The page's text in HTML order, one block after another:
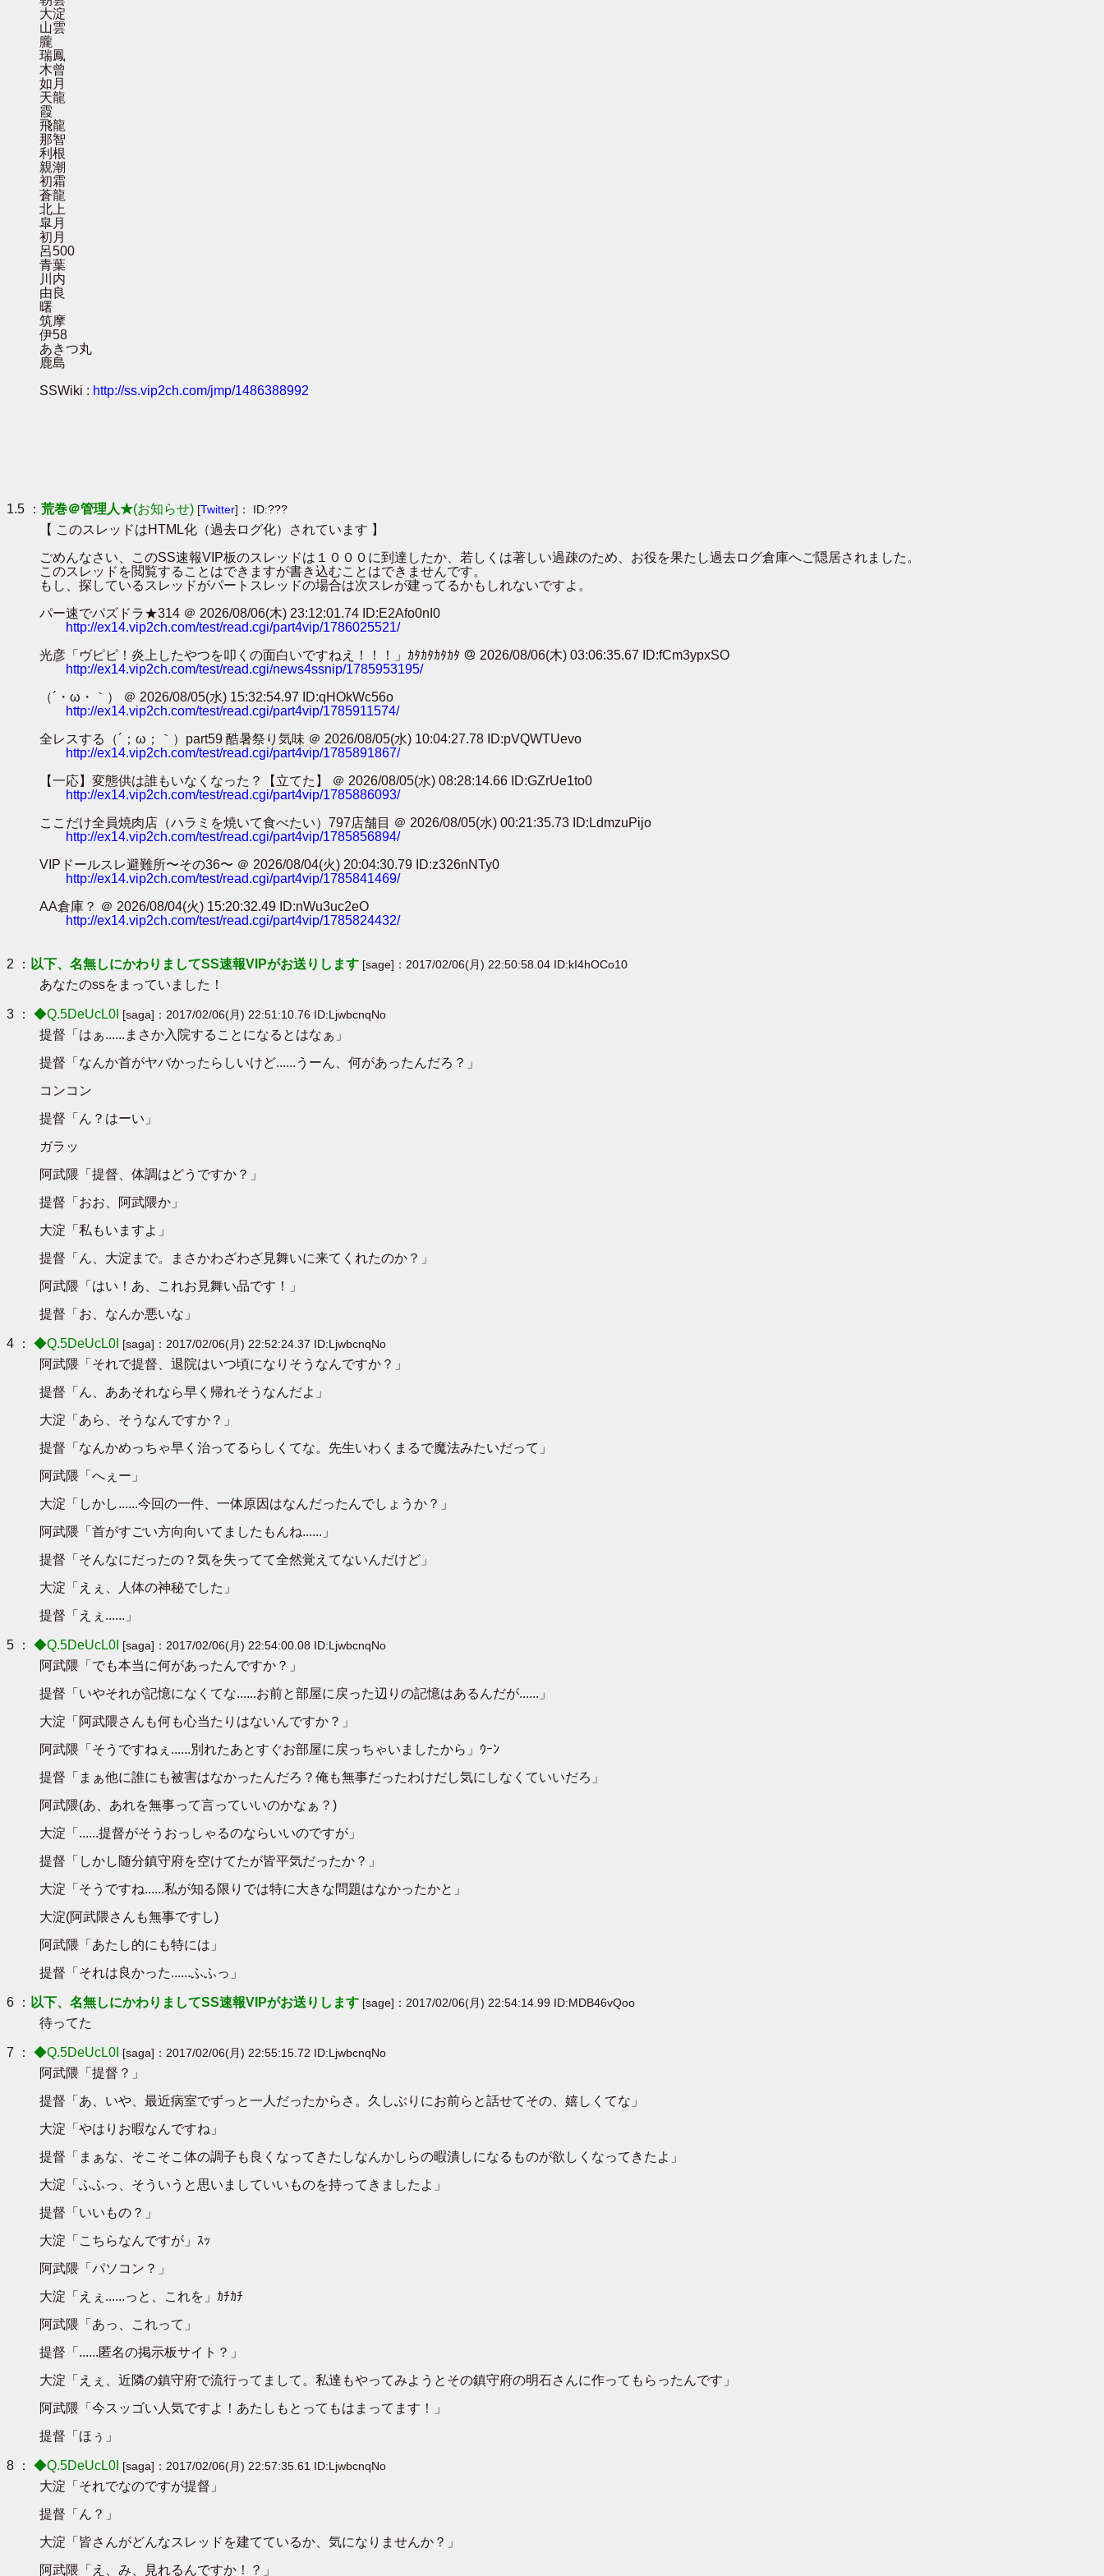
大淀
山雲
朧
瑞鳳
木曾
如月
天龍
霞
飛龍
那智
利根
親潮
初霜
蒼龍
北上
皐月
初月
呂500
青葉
川内
由良
曙
筑摩
伊58
あきつ丸
鹿島
SSWiki : http://ss.vip2ch.com/jmp/1486388992
1.5 ： 荒巻＠管理人★(お知らせ) [Twitter]： ID:???
【 このスレッドはHTML化（過去ログ化）されています 】
ごめんなさい、このSS速報VIP板のスレッドは１０００に到達したか、若しくは著しい過疎のため、お役を果たし過去ログ倉庫へご隠居されました。
このスレッドを閲覧することはできますが書き込むことはできませんです。
もし、探しているスレッドがパートスレッドの場合は次スレが建ってるかもしれないですよ。
パー速でパズドラ★314 ＠ 2026/08/06(木) 23:12:01.74 ID:E2Afo0nI0
http://ex14.vip2ch.com/test/read.cgi/part4vip/1786025521/
光彦「ヴピピ！炎上したやつを叩くの面白いですねえ！！！」ｶﾀｶﾀｶﾀｶﾀ ＠ 2026/08/06(木) 03:06:35.67 ID:fCm3ypxSO
http://ex14.vip2ch.com/test/read.cgi/news4ssnip/1785953195/
（´・ω・｀） ＠ 2026/08/05(水) 15:32:54.97 ID:qHOkWc56o
http://ex14.vip2ch.com/test/read.cgi/part4vip/1785911574/
全レスする（´；ω；｀）part59 酷暑祭り気味 ＠ 2026/08/05(水) 10:04:27.78 ID:pVQWTUevo
http://ex14.vip2ch.com/test/read.cgi/part4vip/1785891867/
【一応】変態供は誰もいなくなった？【立てた】 ＠ 2026/08/05(水) 08:28:14.66 ID:GZrUe1to0
http://ex14.vip2ch.com/test/read.cgi/part4vip/1785886093/
ここだけ全員焼肉店（ハラミを焼いて食べたい）797店舗目 ＠ 2026/08/05(水) 00:21:35.73 ID:LdmzuPijo
http://ex14.vip2ch.com/test/read.cgi/part4vip/1785856894/
VIPドールスレ避難所〜その36〜 ＠ 2026/08/04(火) 20:04:30.79 ID:z326nNTy0
http://ex14.vip2ch.com/test/read.cgi/part4vip/1785841469/
AA倉庫？ ＠ 2026/08/04(火) 15:20:32.49 ID:nWu3uc2eO
http://ex14.vip2ch.com/test/read.cgi/part4vip/1785824432/
2 ： 以下、名無しにかわりましてSS速報VIPがお送りします [sage]：2017/02/06(月) 22:50:58.04 ID:kI4hOCo10
あなたのssをまっていました！
3 ： ◆Q.5DeUcL0I [saga]：2017/02/06(月) 22:51:10.76 ID:LjwbcnqNo
提督「はぁ......まさか入院することになるとはなぁ」
提督「なんか首がヤバかったらしいけど......うーん、何があったんだろ？」
コンコン
提督「ん？はーい」
ガラッ
阿武隈「提督、体調はどうですか？」
提督「おお、阿武隈か」
大淀「私もいますよ」
提督「ん、大淀まで。まさかわざわざ見舞いに来てくれたのか？」
阿武隈「はい！あ、これお見舞い品です！」
提督「お、なんか悪いな」
4 ： ◆Q.5DeUcL0I [saga]：2017/02/06(月) 22:52:24.37 ID:LjwbcnqNo
阿武隈「それで提督、退院はいつ頃になりそうなんですか？」
提督「ん、ああそれなら早く帰れそうなんだよ」
大淀「あら、そうなんですか？」
提督「なんかめっちゃ早く治ってるらしくてな。先生いわくまるで魔法みたいだって」
阿武隈「へぇー」
大淀「しかし......今回の一件、一体原因はなんだったんでしょうか？」
阿武隈「首がすごい方向向いてましたもんね......」
提督「そんなにだったの？気を失ってて全然覚えてないんだけど」
大淀「えぇ、人体の神秘でした」
提督「えぇ......」
5 ： ◆Q.5DeUcL0I [saga]：2017/02/06(月) 22:54:00.08 ID:LjwbcnqNo
阿武隈「でも本当に何があったんですか？」
提督「いやそれが記憶になくてな......お前と部屋に戻った辺りの記憶はあるんだが......」
大淀「阿武隈さんも何も心当たりはないんですか？」
阿武隈「そうですねぇ......別れたあとすぐお部屋に戻っちゃいましたから」ｳｰﾝ
提督「まぁ他に誰にも被害はなかったんだろ？俺も無事だったわけだし気にしなくていいだろ」
阿武隈(あ、あれを無事って言っていいのかなぁ？)
大淀「......提督がそうおっしゃるのならいいのですが」
提督「しかし随分鎮守府を空けてたが皆平気だったか？」
大淀「そうですね......私が知る限りでは特に大きな問題はなかったかと」
大淀(阿武隈さんも無事ですし)
阿武隈「あたし的にも特には」
提督「それは良かった......ふふっ」
6 ： 以下、名無しにかわりましてSS速報VIPがお送りします [sage]：2017/02/06(月) 22:54:14.99 ID:MDB46vQoo
待ってた
7 ： ◆Q.5DeUcL0I [saga]：2017/02/06(月) 22:55:15.72 ID:LjwbcnqNo
阿武隈「提督？」
提督「あ、いや、最近病室でずっと一人だったからさ。久しぶりにお前らと話せてその、嬉しくてな」
大淀「やはりお暇なんですね」
提督「まぁな、そこそこ体の調子も良くなってきたしなんかしらの暇潰しになるものが欲しくなってきたよ」
大淀「ふふっ、そういうと思いましていいものを持ってきましたよ」
提督「いいもの？」
大淀「こちらなんですが」ｽｯ
阿武隈「パソコン？」
大淀「えぇ......っと、これを」ｶﾁｶﾁ
阿武隈「あっ、これって」
提督「......匿名の掲示板サイト？」
大淀「えぇ、近隣の鎮守府で流行ってまして。私達もやってみようとその鎮守府の明石さんに作ってもらったんです」
阿武隈「今スッゴい人気ですよ！あたしもとってもはまってます！」
提督「ほぅ」
8 ： ◆Q.5DeUcL0I [saga]：2017/02/06(月) 22:57:35.61 ID:LjwbcnqNo
大淀「それでなのですが提督」
提督「ん？」
大淀「皆さんがどんなスレッドを建てているか、気になりませんか？」
阿武隈「え、み、見れるんですか！？」